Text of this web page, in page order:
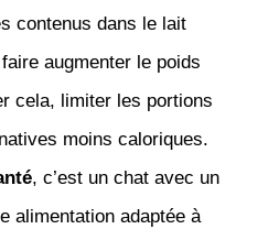
contenus dans le lait
augmenter le poids
cela, limiter les portions
moins caloriques.
, c’est un chat avec un
alimentation adaptée à